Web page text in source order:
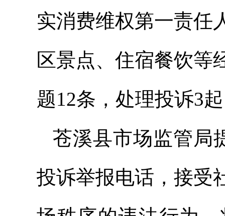
实消费维权第一责任
区景点、住宿餐饮等
题12条，处理投诉3
苍溪县市场监管局
投诉举报电话，接受